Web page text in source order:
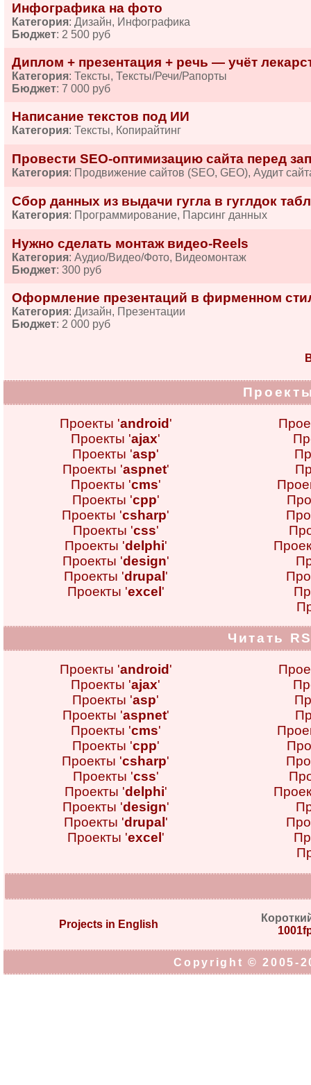
Инфографика на фото
Категория: Дизайн, Инфографика
Бюджет: 2 500 руб
Диплом + презентация + речь — учёт
Категория: Тексты, Тексты/Речи/Рапорты
Бюджет: 7 000 руб
Написание текстов под ИИ
Категория: Тексты, Копирайтинг
Провести SEO-оптимизацию сайта перед
Категория: Продвижение сайтов (SEO, GEO), Аудит
Сбор данных из выдачи гугла в гуглдок
Категория: Программирование, Парсинг данных
Нужно сделать монтаж видео-Reels
Категория: Аудио/Видео/Фото, Видеомонтаж
Бюджет: 300 руб
Оформление презентаций в фирменном
Категория: Дизайн, Презентации
Бюджет: 2 000 руб
Проекты 'android '
Проекты 'ajax'
Проекты 'asp'
Проекты 'aspnet'
Проекты 'cms'
Проекты 'cpp'
Проекты 'csharp'
Проекты 'css'
Проекты 'delphi'
Проекты 'design'
Проекты 'drupal '
Проекты 'excel '
Читать
Проекты 'android '
Проекты 'ajax'
Проекты 'asp'
Проекты 'aspnet'
Проекты 'cms'
Проекты 'cpp'
Проекты 'csharp'
Проекты 'css'
Проекты 'delphi'
Проекты 'design'
Проекты 'drupal '
Проекты 'excel '
Projects in English
Copyright © 2005-